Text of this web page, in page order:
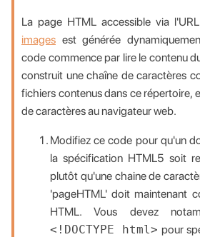
La page HTML accessible via l'URL
images est générée
code commence par lire le contenu
construit une chaîne de caractères
fichiers contenus dans ce répertoire,
de caractères au navigateur web.
Modifiez ce code pour qu'un
la spécification HTML5 soit
plutôt qu'une chaine de
'pageHTML' doit maintenant
HTML. Vous devez
<!DOCTYPE html> pour